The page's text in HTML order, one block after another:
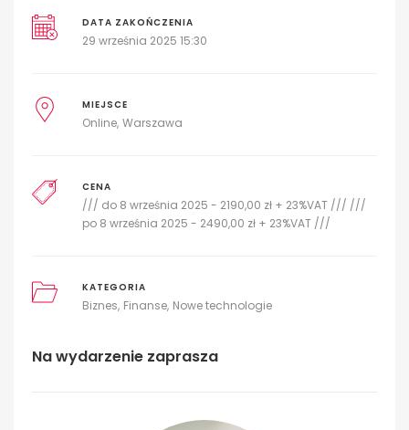
DATA ZAKOŃCZENIA
29 września 2025 15:30
MIEJSCE
Online Warszawa
CENA
/// do 8 września 2025 - 2190,00 zł + 23%VAT /// ///
po 8 września 2025 - 2490,00 zł + 23%VAT ///
KATEGORIA
Biznes Finanse Nowe technologie
Na wydarzenie zaprasza